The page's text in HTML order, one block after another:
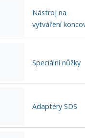
Nástroj na
vytváření
Speciální nůžky
Adaptéry SDS